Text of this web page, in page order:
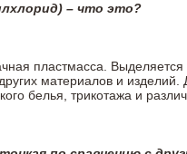
– что это?
пластмасса.
материалов и
белья, трикотажа и